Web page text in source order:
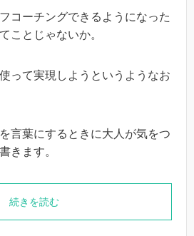
コーチングできるようになった
ことじゃないか。
って実現しようというようなお
言葉にするときに大人が気をつ
きます。
続きを読む